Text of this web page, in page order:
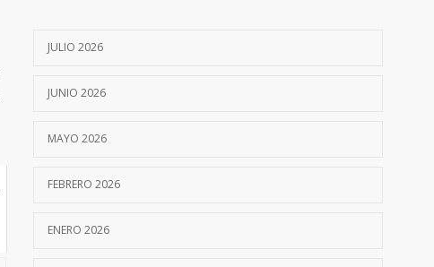
JULIO 2026
JUNIO 2026
MAYO 2026
FEBRERO 2026
ENERO 2026